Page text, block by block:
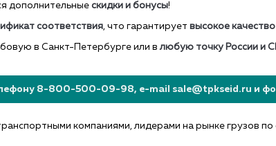
дополнительные скидки и бонусы!
соответствия, что гарантирует высокое
в Санкт-Петербурге или влюбую точку России и
8-800-500-09-98, e-mail sale@tpkseid.ru и
компаниями, лидерами на рынке грузов по
РАСПРОДАЖА КРЕПЕЖА